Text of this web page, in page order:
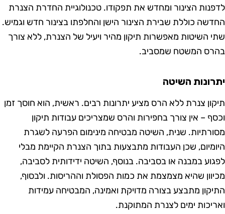
הצינור ומחדש את תפקודו. טכנולוגיית החדרת הצנרת
כוללת שבירת הצינור הישן והחלפתו בצינור חדש וגמיש.
השיטות מאפשרות תיקון מהיר ויעיל של הצנרת, ללא צורך
המשטח שמסביב.
השיטה
צנרת ללא הרס מציע יתרונות רבים. ראשית, הוא חוסך זמן
– אין צורך בחפירות והרס שמצריכים עבודות תיקון
שנית, השיטה מבטיחה מינימום הפרעה לשגרת
שכן העבודות מתבצעות בתוך הצנרת הקיימת מבלי
במבנה או בסביבה. בנוסף, השיטה ידידותית לסביבה,
שהיא מצמצמת את כמות הפסולת וההריסות. ולבסוף,
מתבצע בצורה מדויקת ואמינה, המבטיחה עמידות
ימים לצנרת המתוקנת.